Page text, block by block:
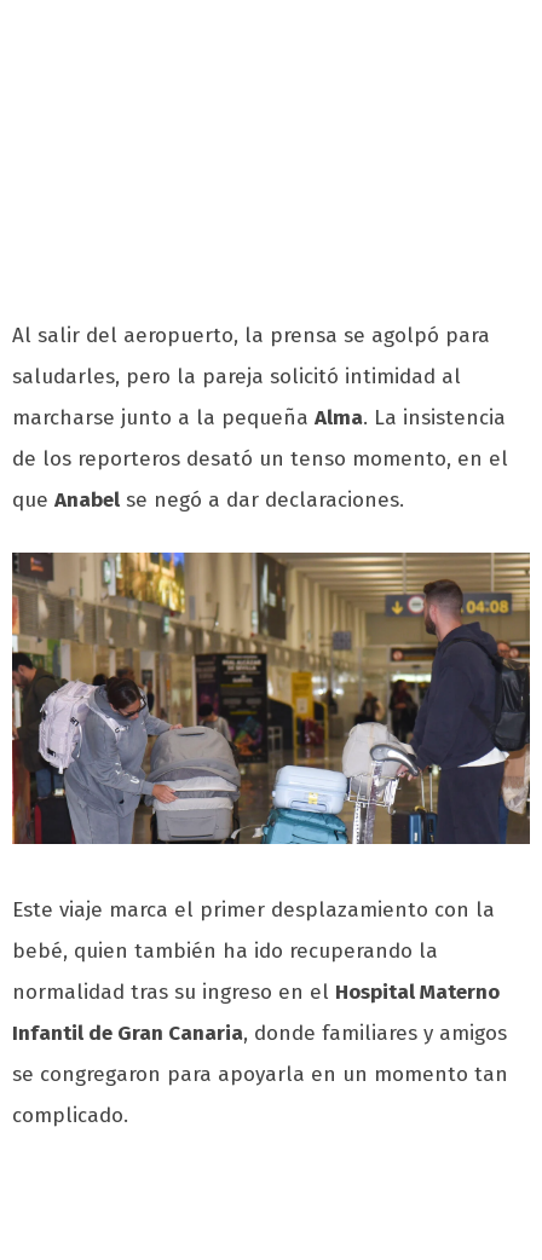
Al salir del aeropuerto, la prensa se agolpó para
saludarles, pero la pareja solicitó intimidad al
marcharse junto a la pequeña Alma. La insistencia
de los reporteros desató un tenso momento, en el
que Anabel se negó a dar declaraciones.
Este viaje marca el primer desplazamiento con la
bebé, quien también ha ido recuperando la
normalidad tras su ingreso en el Hospital Materno
Infantil de Gran Canaria, donde familiares y amigos
se congregaron para apoyarla en un momento tan
complicado.